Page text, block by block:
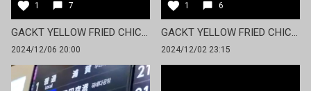
1 7
GACKT YELLOW FRIED CHICKENz Documentary #6「Introduce Band Member」
2024/12/06 20:00
1 6
GACKT YELLOW FRIED CHICKENz Documentary #5「Introduce Band Member」
2024/12/02 23:15